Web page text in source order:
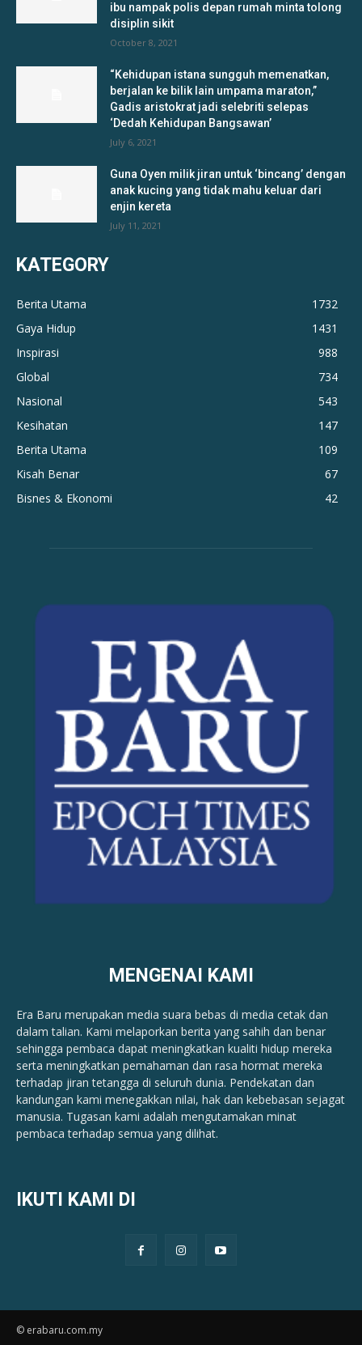
ibu nampak polis depan rumah minta tolong
disiplin sikit
October 8, 2021
“Kehidupan istana sungguh memenatkan,
berjalan ke bilik lain umpama maraton,”
Gadis aristokrat jadi selebriti selepas
‘Dedah Kehidupan Bangsawan’
July 6, 2021
Guna Oyen milik jiran untuk ‘bincang’ dengan
anak kucing yang tidak mahu keluar dari
enjin kereta
July 11, 2021
KATEGORY
Berita Utama
1732
Gaya Hidup
1431
Inspirasi
988
Global
734
Nasional
543
Kesihatan
147
Berita Utama
109
Kisah Benar
67
Bisnes & Ekonomi
42
MENGENAI KAMI
Era Baru merupakan media suara bebas di media cetak dan
dalam talian. Kami melaporkan berita yang sahih dan benar ​​
sehingga pembaca dapat meningkatkan kualiti hidup mereka
serta meningkatkan pemahaman dan rasa hormat mereka
terhadap jiran tetangga di seluruh dunia. Pendekatan dan
kandungan kami menegakkan nilai, hak dan kebebasan sejagat
manusia. Tugasan kami adalah mengutamakan minat
pembaca terhadap semua yang dilihat.
IKUTI KAMI DI
© erabaru.com.my